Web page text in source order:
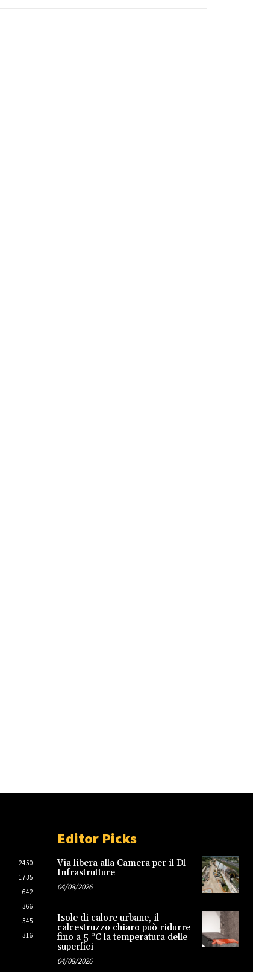
2450
1735
642
366
345
316
Editor Picks
Via libera alla Camera per il Dl
Infrastrutture
04/08/2026
Isole di calore urbane, il
calcestruzzo chiaro può ridurre
fino a 5 °C la temperatura delle
superfici
04/08/2026